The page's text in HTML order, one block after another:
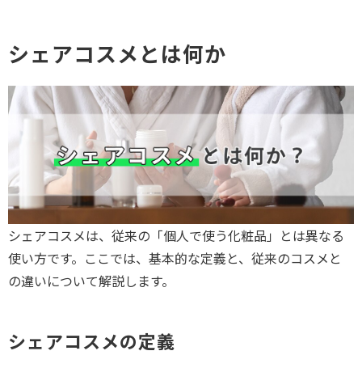
シェアコスメとは何か
シェアコスメは、従来の「個人で使う化粧品」とは異なる
使い方です。ここでは、基本的な定義と、従来のコスメと
の違いについて解説します。
シェアコスメの定義